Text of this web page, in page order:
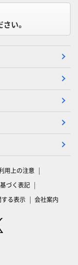
い。
用上の注意
づく表記
る表示 会社案内